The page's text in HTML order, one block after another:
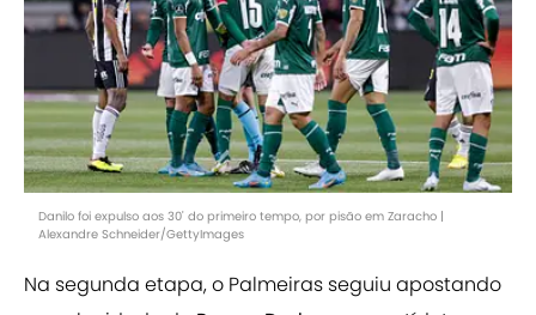
Danilo foi expulso aos 30' do primeiro tempo, por pisão em Zaracho |
Alexandre Schneider/GettyImages
Na segunda etapa, o Palmeiras seguiu apostando